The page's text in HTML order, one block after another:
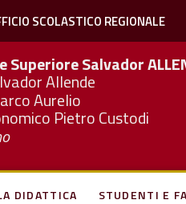
SCOLASTICO REGIONALE
Superiore Salvador
Allende
Aurelio
Pietro Custodi
DIDATTICA STUDENTI E